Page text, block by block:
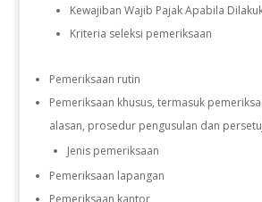
Kewajiban Wajib Pajak Apabila
Kriteria seleksi pemeriksaan
Pemeriksaan rutin
Pemeriksaan khusus, termasuk
alasan, prosedur pengusulan dan
Jenis pemeriksaan
Pemeriksaan lapangan
Pemeriksaan kantor